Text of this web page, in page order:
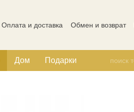
Оплата и доставка Обмен и возврат
Дом Подарки